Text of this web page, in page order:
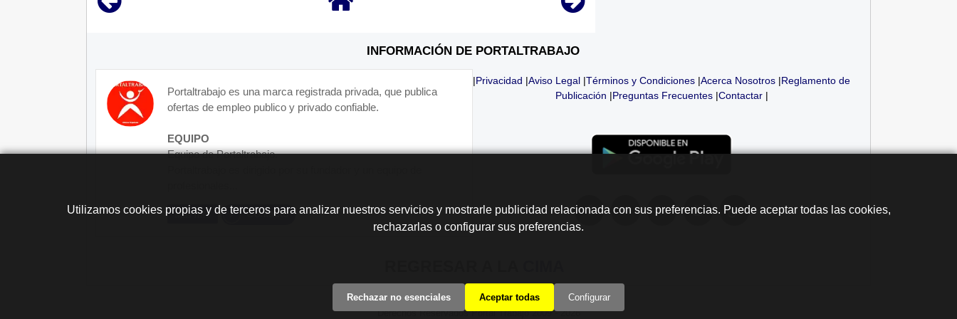
INFORMACIÓN DE PORTALTRABAJO
Portaltrabajo es una marca registrada privada, que publica
ofertas de empleo publico y privado confiable.
EQUIPO
Equipo de Portaltrabajo.
Más Info Contacto
|Privacidad |Aviso Legal |Términos y Condiciones |Acerca Nosotros |Reglamento de
Publicación |Preguntas Frecuentes|Contactar|
Utilizamos cookies propias y de terceros para analizar nuestros servicios y mostrarle publicidad relacionada con sus preferencias. Puede aceptar todas las cookies,
rechazarlas o configurar sus preferencias.
Rechazar no esenciales Aceptar todas Configurar
Derechos Reservados Portal Trabajo 2009 - 2026